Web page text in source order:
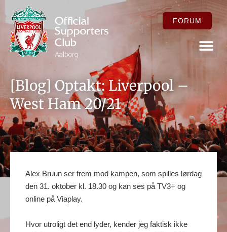
FORUM
[Blog] Optakt: Liverpool –
West Ham 20/21
Alex Bruun ser frem mod kampen, som spilles lørdag
den 31. oktober kl. 18.30 og kan ses på TV3+ og
online på Viaplay.
Hvor utroligt det end lyder, kender jeg faktisk ikke